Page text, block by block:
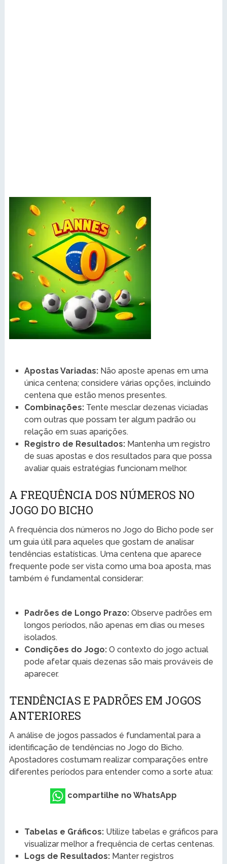
Apostas Variadas:Não aposte apenas em uma
única centena; considere várias opções, incluindo
centena que estão menos presentes.
Combinações:Tente mesclar dezenas viciadas
com outras que possam ter algum padrão ou
relação em suas aparições.
Registro de Resultados:Mantenha um registro
de suas apostas e dos resultados para que possa
avaliar quais estratégias funcionam melhor.
A FREQUÊNCIA DOS NÚMEROS NO
JOGO DO BICHO
A frequência dos números no Jogo do Bicho pode ser
um guia útil para aqueles que gostam de analisar
tendências estatísticas. Uma centena que aparece
frequente pode ser vista como uma boa aposta, mas
também é fundamental considerar:
Padrões de Longo Prazo:Observe padrões em
longos períodos, não apenas em dias ou meses
isolados.
Condições do Jogo:O contexto do jogo actual
pode afetar quais dezenas são mais prováveis de
aparecer.
TENDÊNCIAS E PADRÕES EM JOGOS
ANTERIORES
A análise de jogos passados é fundamental para a
identificação de tendências no Jogo do Bicho.
Apostadores costumam realizar comparações entre
diferentes períodos para entender como a sorte atua:
compartilhe no WhatsApp
Tabelas e Gráficos:Utilize tabelas e gráficos para
visualizar melhor a frequência de certas centenas.
Logs de Resultados:Manter registros